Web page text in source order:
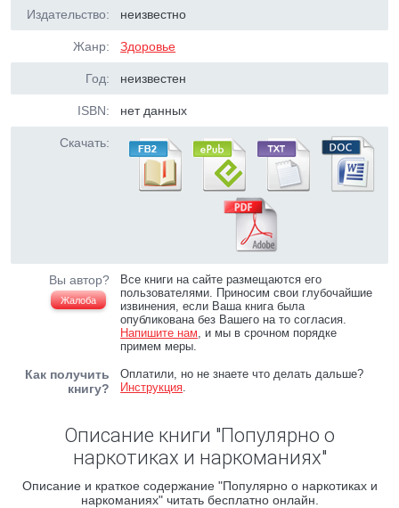
Издательство: неизвестно
Жанр: Здоровье
Год: неизвестен
ISBN: нет данных
Скачать:
Вы автор?
Жалоба
Все книги на сайте размещаются его
пользователями. Приносим свои глубочайшие
извинения, если Ваша книга была
опубликована без Вашего на то согласия.
Напишите нам, и мы в срочном порядке
примем меры.
Как получить
книгу?
Оплатили, но не знаете что делать дальше?
Инструкция.
Описание книги "Популярно о
наркотиках и наркоманиях"
Описание и краткое содержание "Популярно о наркотиках и
наркоманиях" читать бесплатно онлайн.